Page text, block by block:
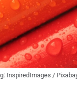
InspiredImages /